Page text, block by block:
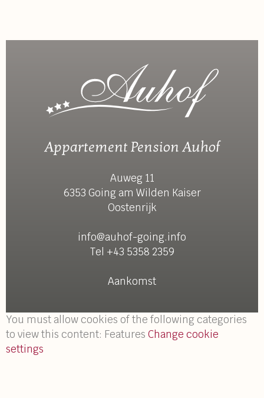
Appartement Pension Auhof
Auweg 11
6353 Going am Wilden Kaiser
Oostenrijk
info@auhof-going.info
Tel +43 5358 2359
Aankomst
You must allow cookies of the following categories
to view this content: Features Change cookie
settings